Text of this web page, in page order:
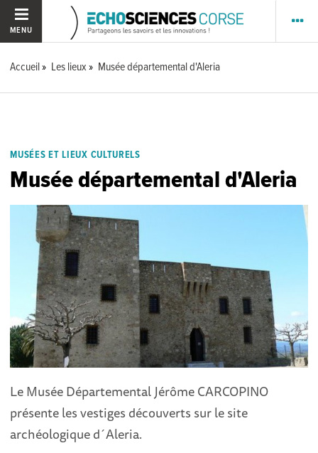
MENU
Accueil Les lieux Musée départemental d'Aleria
MUSÉES ET LIEUX CULTURELS
Musée départemental d'Aleria
Le Musée Départemental Jérôme CARCOPINO
présente les vestiges découverts sur le site
archéologique d´Aleria.